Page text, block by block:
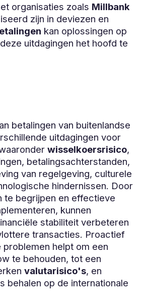
organisaties zoals Millbank
zijn in deviezen en
kan oplossingen op
uitdagingen het hoofd te
betalingen van buitenlandse
uitdagingen voor
wisselkoersrisico,
betalingsachterstanden,
van regelgeving, culturele
hindernissen. Door
te begrijpen en effectieve
kunnen
stabiliteit verbeteren
transacties. Proactief
problemen helpt om een
te behouden, tot een
valutarisico's, en
behalen op de internationale